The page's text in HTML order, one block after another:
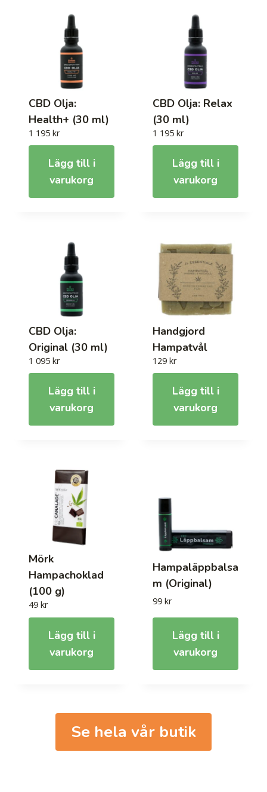
CBD Olja:
Health+ (30 ml)
1 195 kr
Lägg till i
varukorg
CBD Olja: Relax
(30 ml)
1 195 kr
Lägg till i
varukorg
CBD Olja:
Original (30 ml)
1 095 kr
Lägg till i
varukorg
Handgjord
Hampatvål
129 kr
Lägg till i
varukorg
Mörk
Hampachoklad
(100 g)
49 kr
Lägg till i
varukorg
Hampaläppbalsa
m (Original)
99 kr
Lägg till i
varukorg
Se hela vår butik